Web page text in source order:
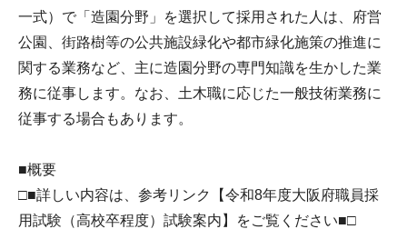
一式）で「造園分野」を選択して採用された人は、府営
公園、街路樹等の公共施設緑化や都市緑化施策の推進に
関する業務など、主に造園分野の専門知識を生かした業
務に従事します。なお、土木職に応じた一般技術業務に
従事する場合もあります。
■概要
□■詳しい内容は、参考リンク【令和8年度大阪府職員採
用試験（高校卒程度）試験案内】をご覧ください■□